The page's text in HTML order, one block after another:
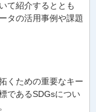
て紹介するととも
タの活用事例や課題
くための重要なキー
であるSDGsについ